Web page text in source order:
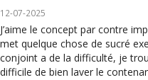
12-07-2025
J’aime le concept par contre
met quelque chose de sucré
conjoint a de la difficulté, je
difficile de bien laver le